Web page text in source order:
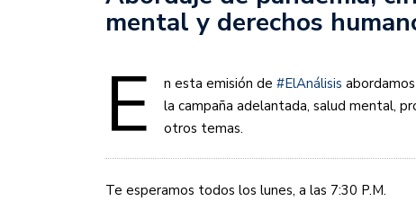
mental y derechos
E n esta emisión de #ElAnálisis
la campaña adelantada, salud mental,
otros temas.
Te esperamos todos los lunes, a las 7:30 P.M.